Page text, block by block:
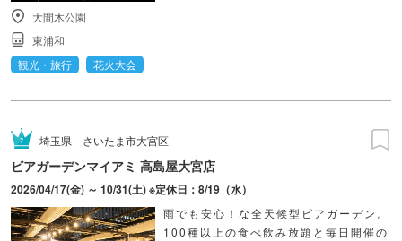
大間木公園
東浦和
観光・旅行
花火大会
埼玉県 さいたま市大宮区
ビアガーデンマイアミ 高島屋大宮店
2026/04/17(金) ～ 10/31(土) ※定休日：8/19（水）
雨でも安心！な全天候型ビアガーデン。
100種以上の食べ飲み放題と毎日開催の